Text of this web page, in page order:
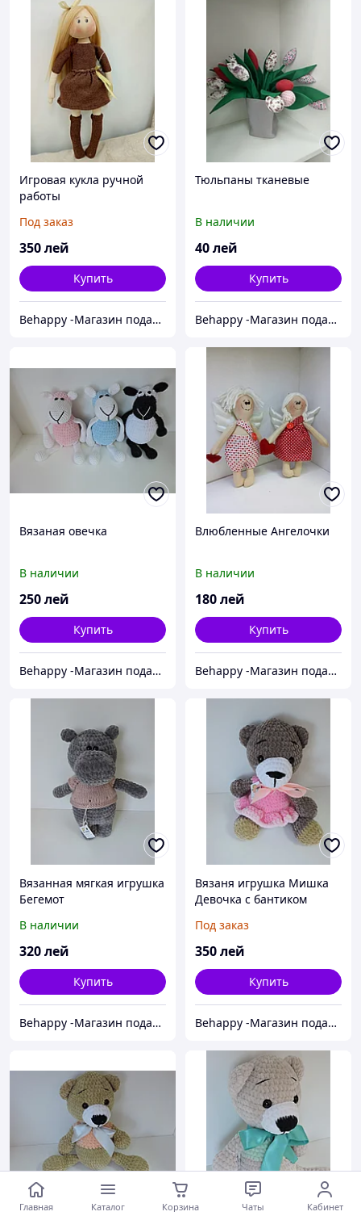
Игровая кукла ручной
работы
Под заказ
350лей
Купить
Behappy -Магазин подарков ручной работы
Тюльпаны тканевые
В наличии
40лей
Купить
Behappy -Магазин подарков ручной работы
Вязаная овечка
В наличии
250лей
Купить
Behappy -Магазин подарков ручной работы
Влюбленные Ангелочки
В наличии
180лей
Купить
Behappy -Магазин подарков ручной работы
Вязанная мягкая игрушка
Бегемот
В наличии
320лей
Купить
Behappy -Магазин подарков ручной работы
Вязаня игрушка Мишка
Девочка с бантиком
Под заказ
350лей
Купить
Behappy -Магазин подарков ручной работы
Главная Каталог Корзина Чаты Кабинет